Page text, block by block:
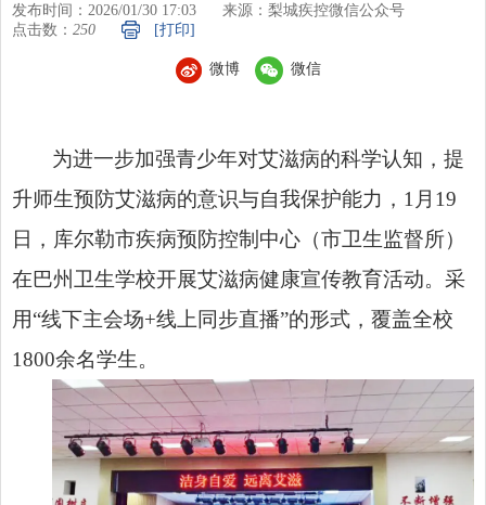
发布时间：2026/01/30 17:03
来源：梨城疾控微信公众号
点击数： 250 [打印]
微博 微信
为进一步加强青少年对艾滋病的科学认知，提
升师生预防艾滋病的意识与自我保护能力，1月19
日，库尔勒市疾病预防控制中心（市卫生监督所）
在巴州卫生学校开展艾滋病健康宣传教育活动。采
用“线下主会场+线上同步直播”的形式，覆盖全校
1800余名学生。